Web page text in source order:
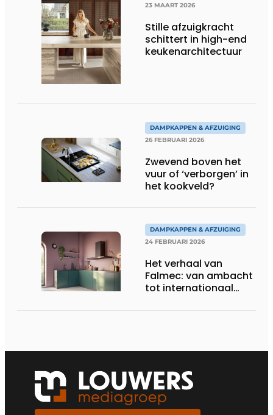
23 MAART 2026
Stille afzuigkracht
schittert in high-end
keukenarchitectuur
DAMPKAPPEN & AFZUIGING
26 FEBRUARI 2026
Zwevend boven het
vuur of ‘verborgen’ in
het kookveld?
DAMPKAPPEN & AFZUIGING
24 FEBRUARI 2026
Het verhaal van
Falmec: van ambacht
tot internationaal